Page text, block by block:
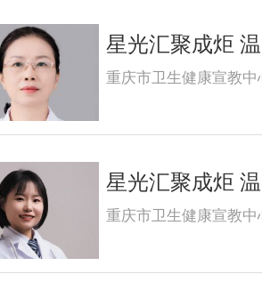
星光汇聚成炬
重庆市卫生健康宣教中
星光汇聚成炬
重庆市卫生健康宣教中